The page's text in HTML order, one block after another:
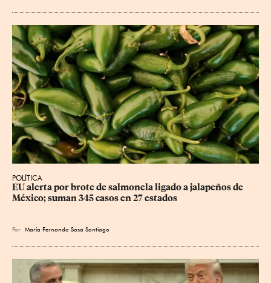
POLÍTICA
EU alerta por brote de salmonela ligado a jalapeños de
México; suman 345 casos en 27 estados
Por María Fernanda Sosa Santiago